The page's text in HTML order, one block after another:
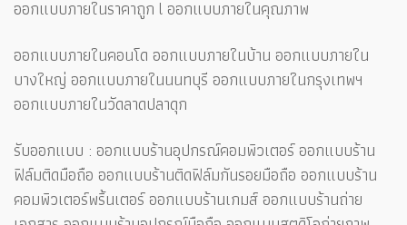
ออกแบบภายในราคาถูก l ออกแบบภายในคุณภาพ
ออกแบบภายในคอนโด ออกแบบภายในบ้าน ออกแบบภายใน
บางใหญ่ ออกแบบภายในนนทบุรี ออกแบบภายในกรุงเทพฯ
ออกแบบภายในวัดลาดปลาดุก
รับออกแบบ : ออกแบบร้านอุปกรณ์คอมพิวเตอร์ ออกแบบร้าน
ฟิล์มติดมือถือ ออกแบบร้านติดฟิล์มกันรอยมือถือ ออกแบบร้าน
คอมพิวเตอร์พริ้นเตอร์ ออกแบบร้านเกมส์ ออกแบบร้านถ่าย